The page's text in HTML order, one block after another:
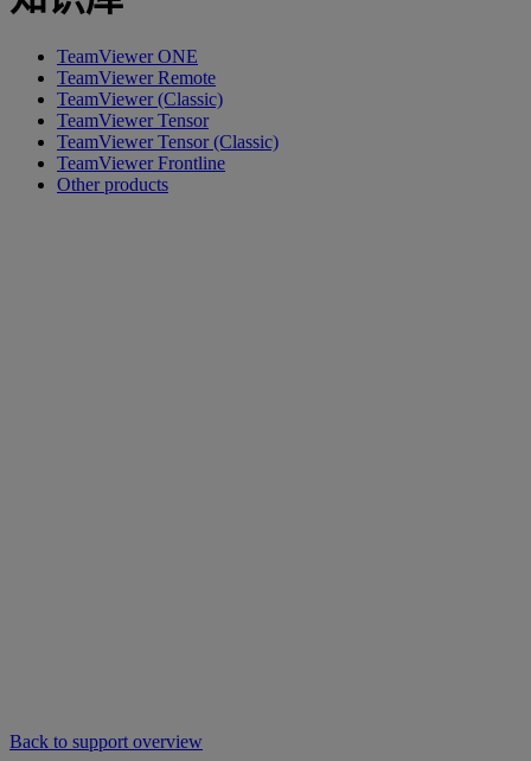
TeamViewer ONE
TeamViewer Remote
TeamViewer (Classic)
TeamViewer Tensor
TeamViewer Tensor (Classic)
TeamViewer Frontline
Other products
Back to support overview